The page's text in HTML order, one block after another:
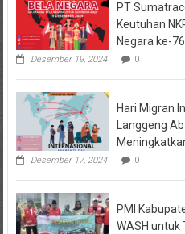
PT
Keutuhan
Negara ke-76
Desember 19, 2024 0
Hari Migran
Langgeng
Desember 17, 2024 0
PMI
WASH untuk